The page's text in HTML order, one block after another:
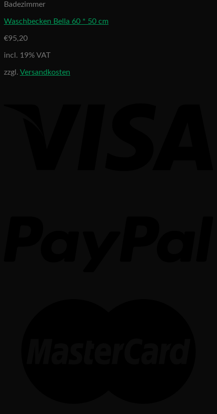
Badezimmer
Waschbecken Bella 60 * 50 cm
€95,20
incl. 19% VAT
zzgl. Versandkosten